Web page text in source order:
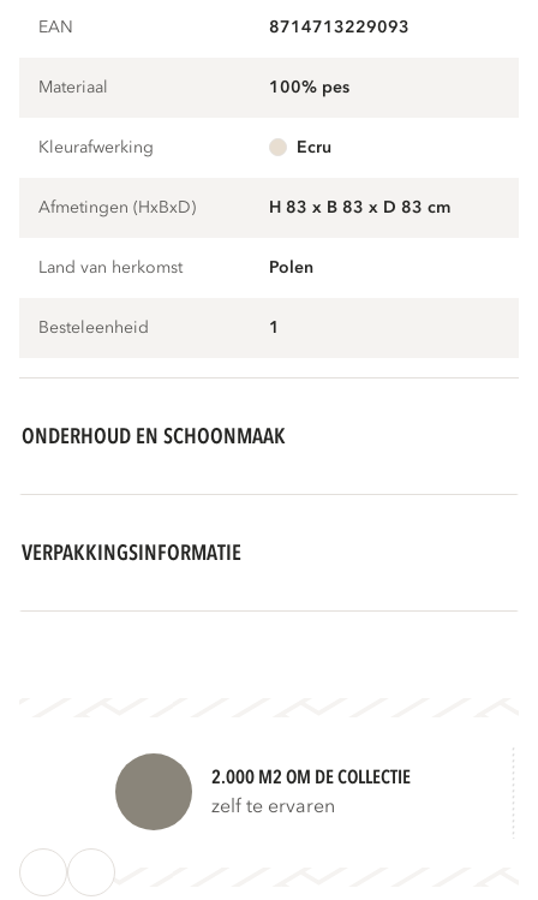
EAN 8714713229093
Materiaal 100% pes
Kleurafwerking ecru
Afmetingen (HxBxD) H 83 x B 83 x D 83 cm
Land van herkomst Polen
Besteleenheid 1
ONDERHOUD EN SCHOONMAAK
VERPAKKINGSINFORMATIE
2.000 M2 OM DE COLLECTIE
zelf te ervaren